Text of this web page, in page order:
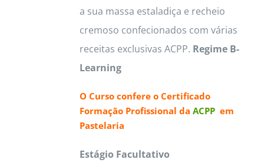
a sua massa estaladiça e recheio
cremoso confecionados com várias
receitas exclusivas ACPP. Regime B-
Learning
O Curso confere o Certificado
Formação Profissional da ACPPem
Pastelaria
Estágio Facultativo